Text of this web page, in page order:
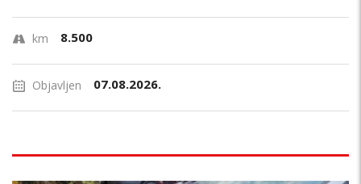
km 8.500
Objavljen 07.08.2026.